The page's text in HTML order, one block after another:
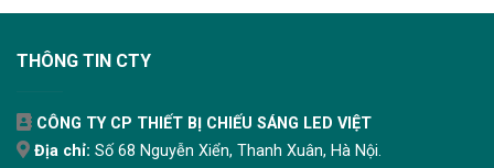
THÔNG TIN CTY
CÔNG TY CP THIẾT BỊ CHIẾU SÁNG LED VIỆT
Địa chỉ: Số 68 Nguyễn Xiển, Thanh Xuân, Hà Nội.